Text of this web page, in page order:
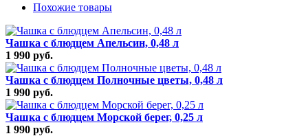
Похожие товары
Чашка с блюдцем Апельсин, 0,48 л
1 990 руб.
Чашка с блюдцем Полночные цветы, 0,48 л
1 990 руб.
Чашка с блюдцем Морской берег, 0,25 л
1 990 руб.